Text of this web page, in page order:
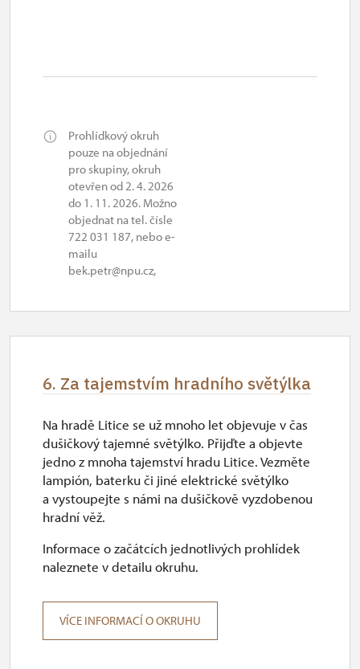
Prohlídkový okruh
pouze na objednání
pro skupiny, okruh
otevřen od 2. 4. 2026
do 1. 11. 2026. Možno
objednat na tel. čísle
722 031 187, nebo e-
mailu
bek.petr@npu.cz,
6. Za tajemstvím hradního světýlka
Na hradě Litice se už mnoho let objevuje v čas
dušičkový tajemné světýlko. Přijďte a objevte
jedno z mnoha tajemství hradu Litice. Vezměte
lampión, baterku či jiné elektrické světýlko
a vystoupejte s námi na dušičkově vyzdobenou
hradní věž.
Informace o začátcích jednotlivých prohlídek
naleznete v detailu okruhu.
VÍCE INFORMACÍ O OKRUHU